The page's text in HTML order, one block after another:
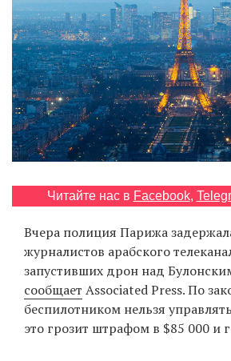
Читайте нас в Facebook,
Вчера полиция Парижа
журналистов арабского
запустивших дрон над
сообщает Associated Press. По
беспилотником нельзя
это грозит штрафом в $85 000